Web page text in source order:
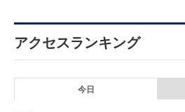
アクセスランキング
今日